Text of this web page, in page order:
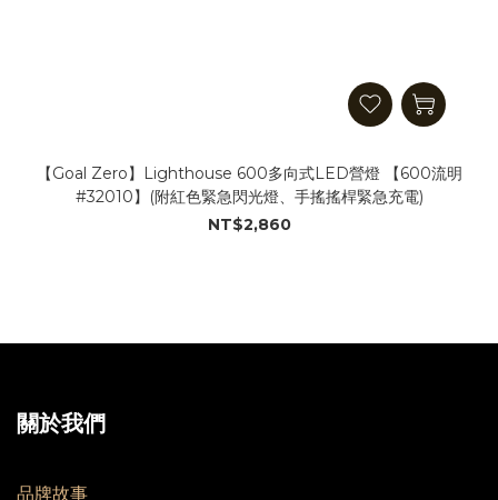
【Goal Zero】Lighthouse 600多向式LED營燈 【600流明
#32010】(附紅色緊急閃光燈、手搖搖桿緊急充電)
NT$2,860
關於我們
品牌故事